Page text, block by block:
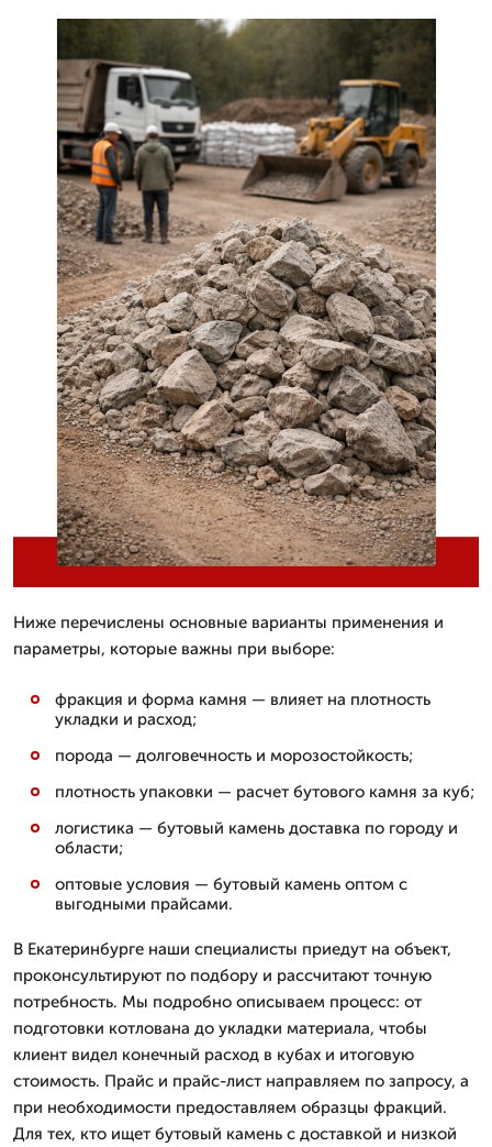
Ниже перечислены основные варианты применения и
параметры, которые важны при выборе:
фракция и форма камня — влияет на плотность
укладки и расход;
порода — долговечность и морозостойкость;
плотность упаковки — расчет бутового камня за куб;
логистика — бутовый камень доставка по городу и
области;
оптовые условия — бутовый камень оптом с
выгодными прайсами.
В Екатеринбурге наши специалисты приедут на объект,
проконсультируют по подбору и рассчитают точную
потребность. Мы подробно описываем процесс: от
подготовки котлована до укладки материала, чтобы
клиент видел конечный расход в кубах и итоговую
стоимость. Прайс и прайс-лист направляем по запросу, а
при необходимости предоставляем образцы фракций.
Для тех, кто ищет бутовый камень с доставкой и низкой